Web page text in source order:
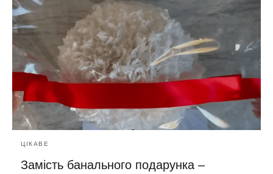
ЦІКАВЕ
Замість банального подарунка –